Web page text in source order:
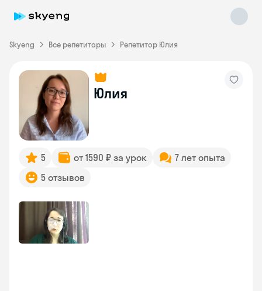
Skyeng Все репетиторы Репетитор Юлия
Юлия
5 от 1590 ₽ за урок
7 лет опыта
5 отзывов
Skyeng Chat
online